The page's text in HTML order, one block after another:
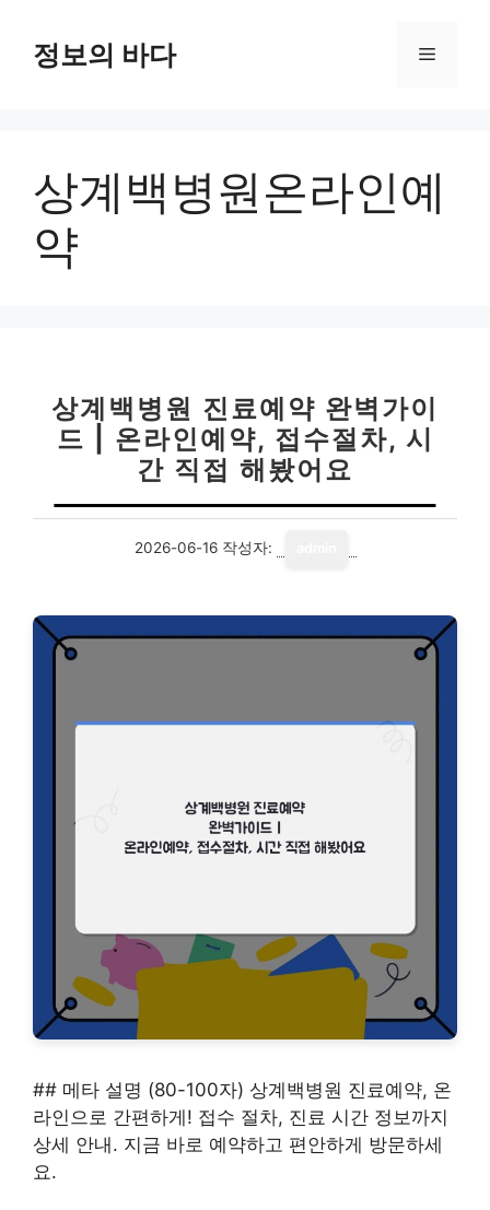
정보의 바다 메
상계백병원온라인예
약
상계백병원 진료예약 완벽가이
드 | 온라인예약, 접수절차, 시
간 직접 해봤어요
2026-06-16 작성자:
## 메타 설명 (80-100자) 상계백병원 진료예약, 온
라인으로 간편하게! 접수 절차, 진료 시간 정보까지
상세 안내. 지금 바로 예약하고 편안하게 방문하세
요.